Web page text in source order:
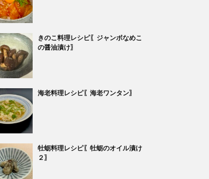
きのこ料理レシピ〖ジャンボなめこ
の醤油漬け〗
海老料理レシピ〖海老ワンタン〗
牡蛎料理レシピ〖牡蛎のオイル漬け
２〗